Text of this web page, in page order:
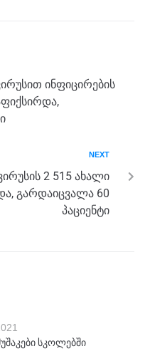
ინფიცირების
NEXT
2 515 ახალი
გარდაიცვალა 60
პაციენტი
სკოლებში